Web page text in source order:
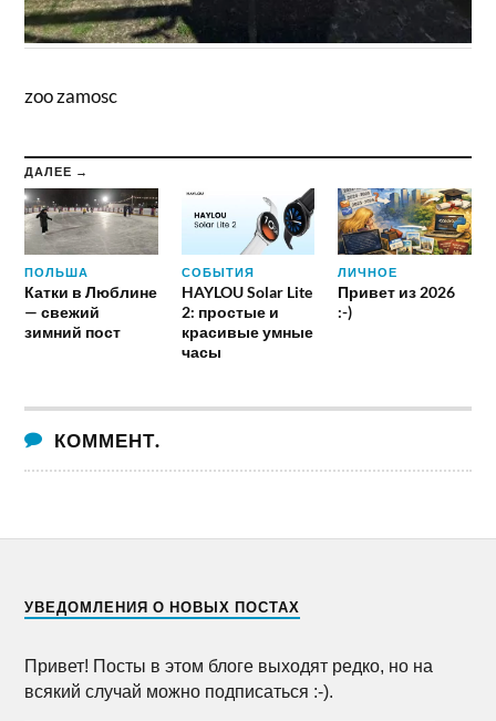
zoo zamosc
ДАЛЕЕ →
ПОЛЬША
Катки в Люблине
— свежий
зимний пост
СОБЫТИЯ
HAYLOU Solar Lite
2: простые и
красивые умные
часы
ЛИЧНОЕ
Привет из 2026
:-)
КОММЕНТ.
УВЕДОМЛЕНИЯ О НОВЫХ ПОСТАХ
Привет! Посты в этом блоге выходят редко, но на
всякий случай можно подписаться :-).